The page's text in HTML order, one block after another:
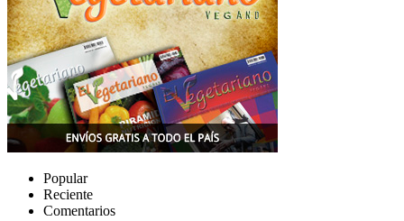
Popular
Reciente
Comentarios